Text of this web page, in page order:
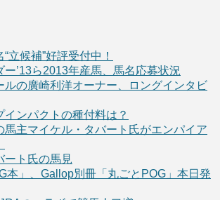
立候補”好評受付中！
ー’13ら2013年産馬、馬名応募状況
ルの廣崎利洋オーナー、ロングインタビ
インパクトの種付料は？
馬主マイケル・タバート氏がエンパイア
ート氏の馬見
本」、Gallop別冊「丸ごとPOG」本日発